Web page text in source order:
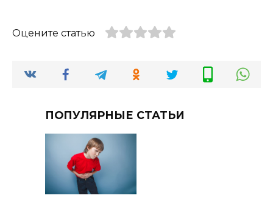
Оцените статью
ПОПУЛЯРНЫЕ СТАТЬИ